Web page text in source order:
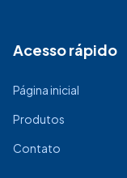
Acesso rápido
Página inicial
Produtos
Contato